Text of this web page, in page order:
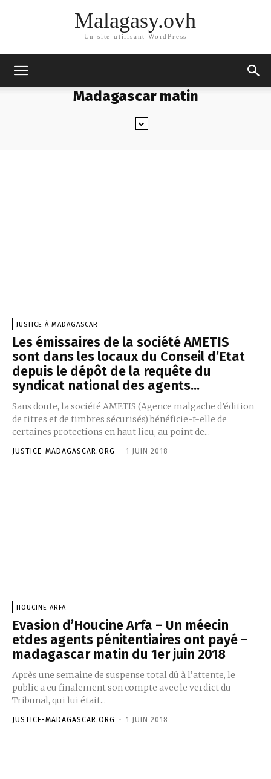
Malagasy.ovh
Un site utilisant WordPress
Madagascar matin
JUSTICE À MADAGASCAR
Les émissaires de la société AMETIS
sont dans les locaux du Conseil d’Etat
depuis le dépôt de la requête du
syndicat national des agents...
Sans doute, la société AMETIS (Agence malgache d’édition
de titres et de timbres sécurisés) bénéficie-t-elle de
certaines protections en haut lieu, au point de...
JUSTICE-MADAGASCAR.ORG - 1 JUIN 2018
HOUCINE ARFA
Evasion d’Houcine Arfa – Un méecin
etdes agents pénitentiaires ont payé –
madagascar matin du 1er juin 2018
Après une semaine de suspense total dû à l’attente, le
public a eu finalement son compte avec le verdict du
Tribunal, qui lui était...
JUSTICE-MADAGASCAR.ORG - 1 JUIN 2018